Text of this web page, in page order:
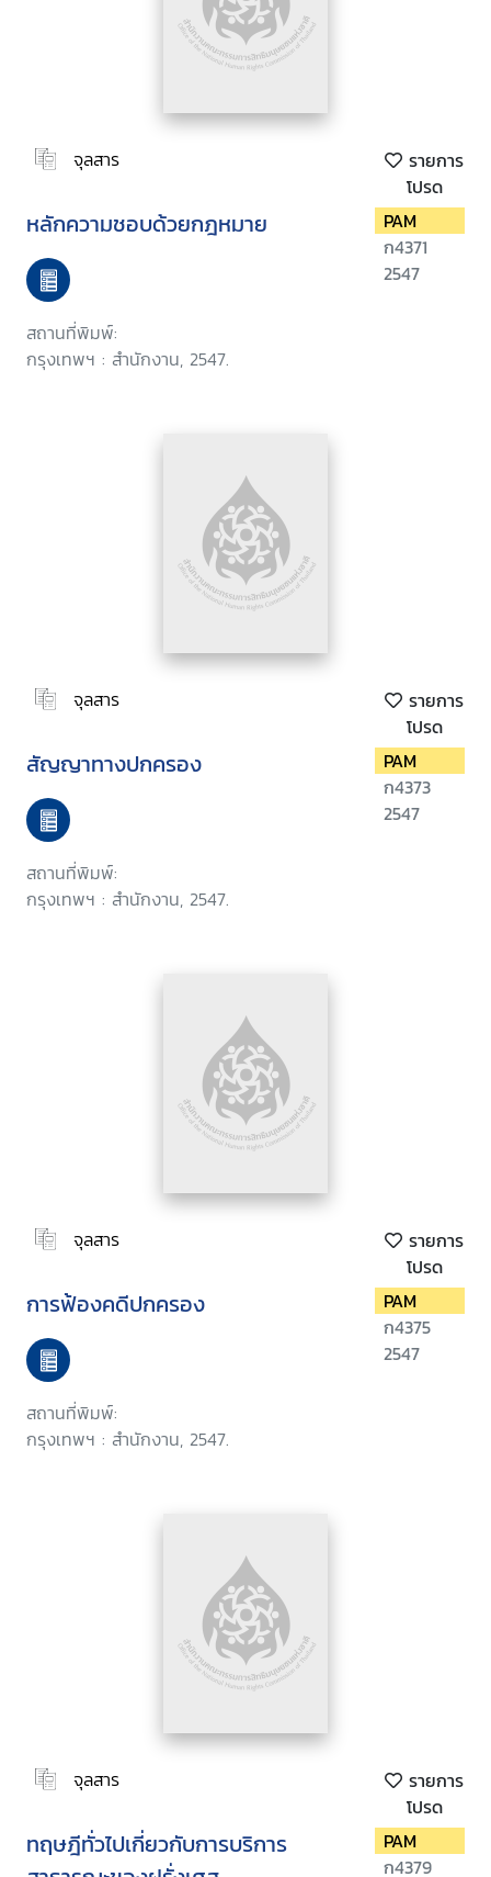
จุลสาร
รายการ
โปรด
หลักความชอบด้วยกฎหมาย
สถานที่พิมพ์:
กรุงเทพฯ : สำนักงาน, 2547.
PAM
ก4371
2547
จุลสาร
รายการ
โปรด
สัญญาทางปกครอง
สถานที่พิมพ์:
กรุงเทพฯ : สำนักงาน, 2547.
PAM
ก4373
2547
จุลสาร
รายการ
โปรด
การฟ้องคดีปกครอง
สถานที่พิมพ์:
กรุงเทพฯ : สำนักงาน, 2547.
PAM
ก4375
2547
จุลสาร
รายการ
โปรด
ทฤษฎีทั่วไปเกี่ยวกับการบริการ
PAM
ก4379